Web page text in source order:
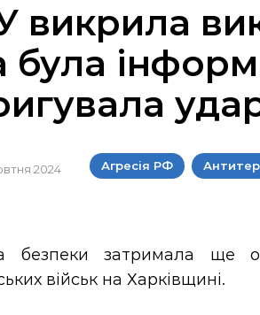
викрила
була
2024 Агресія РФ
безпеки затримала ще
військ на Харківщині.